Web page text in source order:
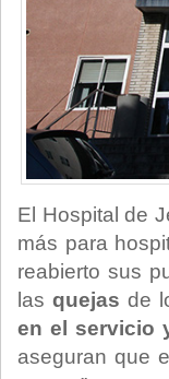
El Hospital de
más para
reabierto sus
lasquejas de
en el servicio
aseguran que